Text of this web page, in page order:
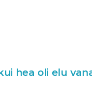
hea oli elu